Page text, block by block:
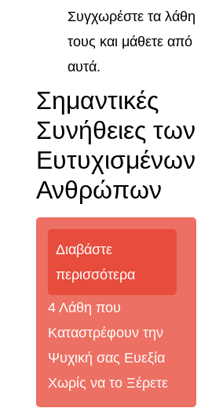
Συγχωρέστε τα λάθη
τους και μάθετε από
αυτά.
Σημαντικές
Συνήθειες των
Ευτυχισμένων
Ανθρώπων
Διαβάστε
περισσότερα
4 Λάθη που
Καταστρέφουν την
Ψυχική σας Ευεξία
Χωρίς να το Ξέρετε